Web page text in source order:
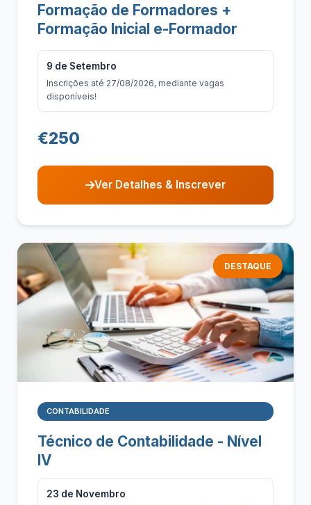
Formação de Formadores +
Formação Inicial e-Formador
9 de Setembro
Inscrições até 27/08/2026, mediante vagas
disponíveis!
€250
Ver Detalhes & Inscrever
DESTAQUE
CONTABILIDADE
Técnico de Contabilidade - Nível
IV
23 de Novembro